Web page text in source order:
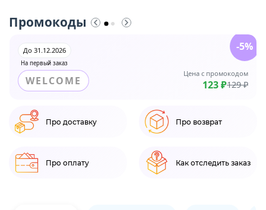
Промокоды
На первый заказ
До 31.12.2026
WELCOME
Цена с промокодом
123 ₽129 ₽
-5%
Про доставку Про возврат
Про оплату Как отследить заказ